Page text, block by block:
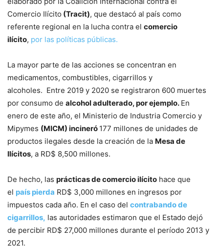
Comercio Ilícito (Tracit), que destacó al país como
referente regional en la lucha contra el comercio
ilícito, por las políticas públicas.
La mayor parte de las acciones se concentran en
medicamentos, combustibles, cigarrillos y
alcoholes. Entre 2019 y 2020 se registraron 600 muertes
por consumo de alcohol adulterado, por ejemplo. En
enero de este año, el Ministerio de Industria Comercio y
Mipymes (MICM) incineró 177 millones de unidades de
productos ilegales desde la creación de la Mesa de
Ilícitos, a RD$ 8,500 millones.
De hecho, las prácticas de comercio ilícito hace que
el país pierda RD$ 3,000 millones en ingresos por
impuestos cada año. En el caso del contrabando de
cigarrillos, las autoridades estimaron que el Estado dejó
de percibir RD$ 27,000 millones durante el período 2013 y
2021.